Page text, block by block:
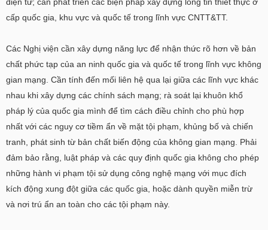
cấp quốc gia, khu vực và quốc tế trong lĩnh vực CNTT&TT.
Các Nghị viện cần xây dựng năng lực để nhận thức rõ hơn về bản
chất phức tạp của an ninh quốc gia và quốc tế trong lĩnh vực không
gian mạng. Cần tính đến mối liên hệ qua lại giữa các lĩnh vực khác
nhau khi xây dựng các chính sách mạng; rà soát lại khuôn khổ
pháp lý của quốc gia mình để tìm cách điều chỉnh cho phù hợp
nhất với các nguy cơ tiềm ẩn về mặt tội phạm, khủng bố và chiến
tranh, phát sinh từ bản chất biến động của không gian mạng. Phải
đảm bảo rằng, luật pháp và các quy định quốc gia không cho phép
những hành vi phạm tội sử dụng công nghệ mạng với mục đích
kích động xung đột giữa các quốc gia, hoặc dành quyền miễn trừ
và nơi trú ẩn an toàn cho các tội phạm này.